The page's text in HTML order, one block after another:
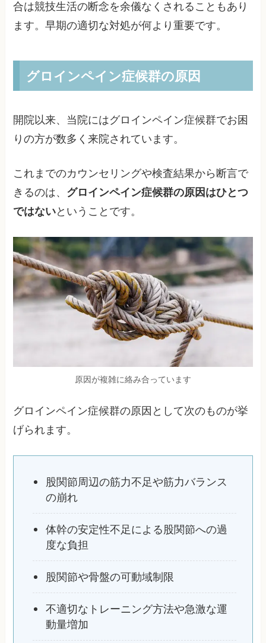
合は競技生活の断念を余儀なくされることもあり
ます。早期の適切な対処が何より重要です。
グロインペイン症候群の原因
開院以来、当院にはグロインペイン症候群でお困
りの方が数多く来院されています。
これまでのカウンセリングや検査結果から断言で
きるのは、 グロインペイン症候群の原因はひとつ
ではないということです。
原因が複雑に絡み合っています
グロインペイン症候群の原因として次のものが挙
げられます。
股関節周辺の筋力不足や筋力バランス
の崩れ
体幹の安定性不足による股関節への過
度な負担
股関節や骨盤の可動域制限
不適切なトレーニング方法や急激な運
動量増加